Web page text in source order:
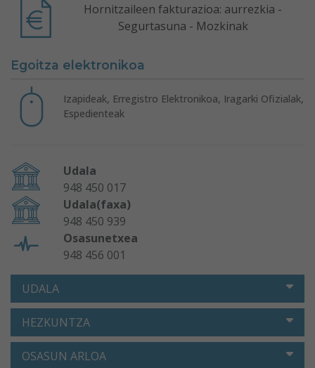
Hornitzaileen fakturazioa: aurrezkia -
Segurtasuna - Mozkinak
Egoitza elektronikoa
Izapideak, Erregistro Elektronikoa, Iragarki Ofizialak,
Espedienteak
Udala
948 450 017
Udala(faxa)
948 450 939
Osasunetxea
948 456 001
UDALA
HEZKUNTZA
OSASUN ARLOA